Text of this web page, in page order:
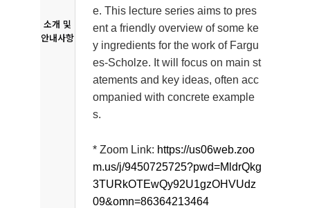
소개 및
안내사항
e. This lecture series aims to pres
ent a friendly overview of some ke
y ingredients for the work of Fargu
es-Scholze. It will focus on main st
atements and key ideas, often acc
ompanied with concrete example
s.
* Zoom Link: https://us06web.zoo
m.us/j/9450725725?pwd=MldrQkg
3TURkOTEwQy92U1gzOHVUdz
09&omn=86364213464